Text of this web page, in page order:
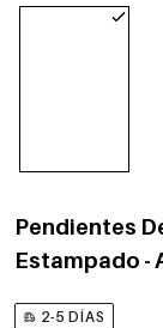
Pendientes
Estampado -
2-5 DÍAS